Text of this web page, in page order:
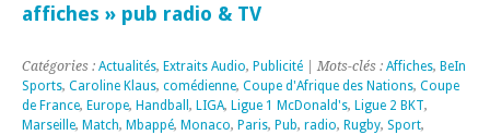
affiches » pub radio & TV
Catégories : Actualités, Extraits Audio, Publicité | Mots-clés : Affiches, BeIn
Sports, Caroline Klaus, comédienne, Coupe d'Afrique des Nations, Coupe
de France, Europe, Handball , LIGA, Ligue 1 McDonald's, Ligue 2 BKT,
Marseille, Match, Mbappé, Monaco, Paris, Pub, radio, Rugby, Sport,